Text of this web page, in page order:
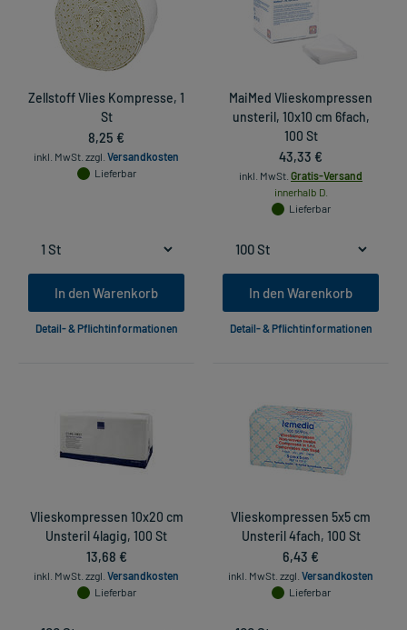
Zellstoff Vlies Kompresse, 1
St
8,25 €
inkl. MwSt. zzgl. Versandkosten
Lieferbar
In den Warenkorb
Detail- & Pflichtinformationen
MaiMed Vlieskompressen
unsteril, 10x10 cm 6fach,
100 St
43,33 €
inkl. MwSt. Gratis-Versand
innerhalb D.
Lieferbar
In den Warenkorb
Detail- & Pflichtinformationen
Vlieskompressen 10x20 cm
Unsteril 4lagig, 100 St
13,68 €
inkl. MwSt. zzgl. Versandkosten
Lieferbar
Vlieskompressen 5x5 cm
Unsteril 4fach, 100 St
6,43 €
inkl. MwSt. zzgl. Versandkosten
Lieferbar